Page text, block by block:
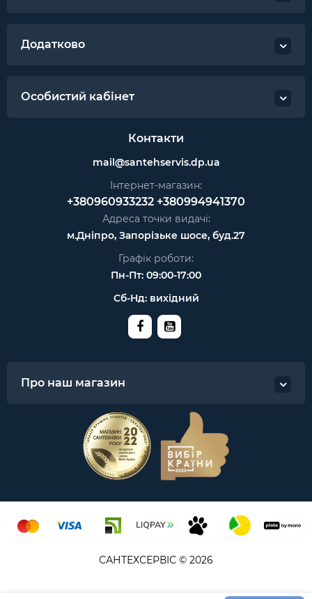
Додатково
Особистий кабінет
Контакти
mail@santehservis.dp.ua
Інтернет-магазин:
+380960933232 +380994941370
Адреса точки видачі:
м.Дніпро, Запорізьке шосе, буд.27
Графік роботи:
Пн-Пт: 09:00-17:00
Сб-Нд: вихідний
Про наш магазин
САНТЕХСЕРВІС © 2026